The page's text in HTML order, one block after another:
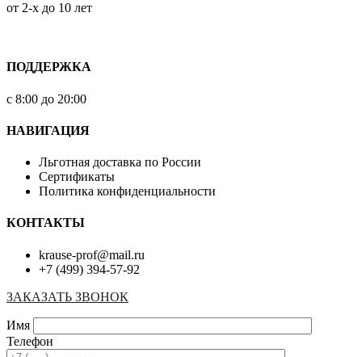
от 2-х до 10 лет
ПОДДЕРЖКА
с 8:00 до 20:00
НАВИГАЦИЯ
Льготная доставка по России
Сертификаты
Политика конфиденциальности
КОНТАКТЫ
krause-prof@mail.ru
+7 (499) 394-57-92
ЗАКАЗАТЬ ЗВОНОК
Имя
Телефон